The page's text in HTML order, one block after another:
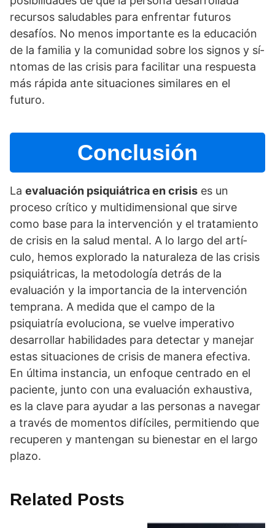
recursos saludables para enfrentar futuros
desafí­os. No menos importante es la educación
de la familia y la comunidad sobre los signos y sí­
ntomas de las crisis para facilitar una respuesta
más rápida ante situaciones similares en el
futuro.
Conclusión
La evaluación psiquiátrica en crisis es un
proceso crí­tico y multidimensional que sirve
como base para la intervención y el tratamiento
de crisis en la salud mental. A lo largo del artí­
culo, hemos explorado la naturaleza de las crisis
psiquiátricas, la metodologí­a detrás de la
evaluación y la importancia de la intervención
temprana. A medida que el campo de la
psiquiatrí­a evoluciona, se vuelve imperativo
desarrollar habilidades para detectar y manejar
estas situaciones de crisis de manera efectiva.
En última instancia, un enfoque centrado en el
paciente, junto con una evaluación exhaustiva,
es la clave para ayudar a las personas a navegar
a través de momentos difí­ciles, permitiendo que
recuperen y mantengan su bienestar en el largo
plazo.
Related Posts